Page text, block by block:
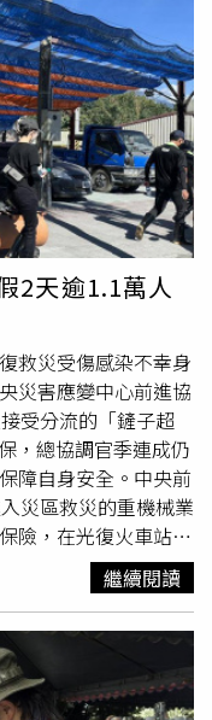
2至3年破產。上一
勞工保險財務永續特
基金，並設立專責單
質討論無疾而終。淡
認為，政府希望可以
尚能維持的關鍵就是
少子女化、高齡化
做的就是加強納保作
，長期而言勞保還是
不大，所以應在年改
2％左右，但以勞動
，越早執行挹注空間
大學勞工所名譽教授
府撥補、投資效益讓
仿效挪威成立主權
保障。
2天逾1.1萬人
救災受傷感染不幸身
災害應變中心前進協
受分流的「鏟子超
，總協調官季連成仍
障自身安全。中央前
災區救災的重機械業
險，在光復火車站接
子超人」也確定納
意外失能保障，以3
由中央支付保費。中
受招募的專業志工及
晚間已累計逾1.1萬
進協調所總協調官季
繼續閱讀